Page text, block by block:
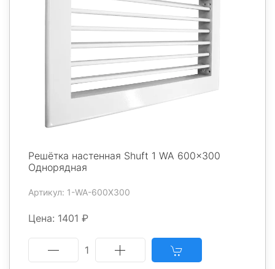
Решётка настенная Shuft 1 WA 600x300
Однорядная
Артикул: 1-WA-600X300
Цена: 1401 ₽
1